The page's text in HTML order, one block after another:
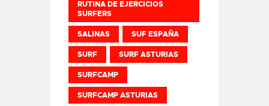
RUTINA DE EJERCICIOS
SURFERS
SALINAS SUF ESPAÑA
SURF SURF ASTURIAS
SURFCAMP
SURFCAMP ASTURIAS